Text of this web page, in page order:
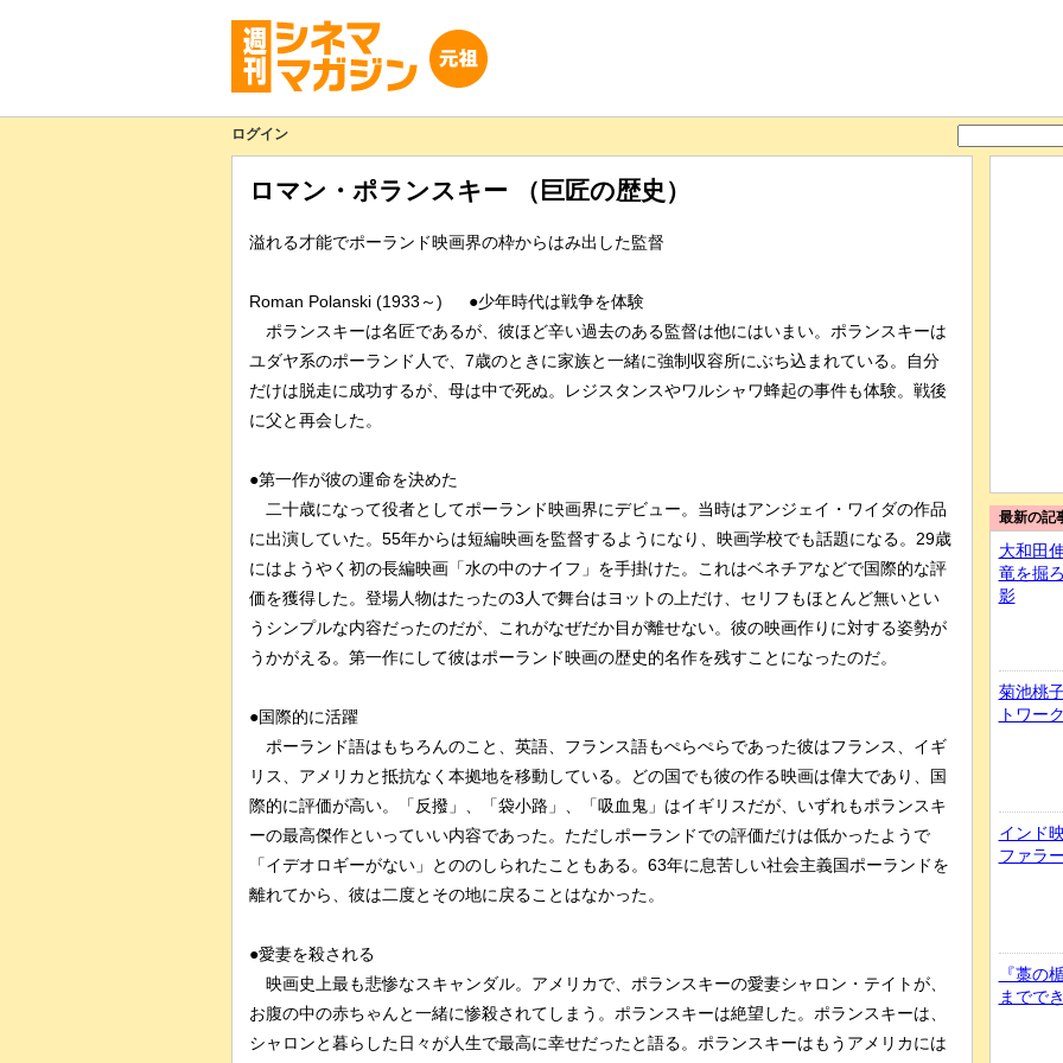
ログイン
ロマン・ポランスキー （巨匠の歴史）
溢れる才能でポーランド映画界の枠からはみ出した監督
Roman Polanski (1933～) ●少年時代は戦争を体験
ポランスキーは名匠であるが、彼ほど辛い過去のある監督は他にはいまい。ポランスキーは
ユダヤ系のポーランド人で、7歳のときに家族と一緒に強制収容所にぶち込まれている。自分
だけは脱走に成功するが、母は中で死ぬ。レジスタンスやワルシャワ蜂起の事件も体験。戦後
に父と再会した。
●第一作が彼の運命を決めた
二十歳になって役者としてポーランド映画界にデビュー。当時はアンジェイ・ワイダの作品
に出演していた。55年からは短編映画を監督するようになり、映画学校でも話題になる。29歳
にはようやく初の長編映画「水の中のナイフ」を手掛けた。これはベネチアなどで国際的な評
価を獲得した。登場人物はたったの3人で舞台はヨットの上だけ、セリフもほとんど無いとい
うシンプルな内容だったのだが、これがなぜだか目が離せない。彼の映画作りに対する姿勢が
うかがえる。第一作にして彼はポーランド映画の歴史的名作を残すことになったのだ。
●国際的に活躍
ポーランド語はもちろんのこと、英語、フランス語もぺらぺらであった彼はフランス、イギ
リス、アメリカと抵抗なく本拠地を移動している。どの国でも彼の作る映画は偉大であり、国
際的に評価が高い。「反撥」、「袋小路」、「吸血鬼」はイギリスだが、いずれもポランスキ
ーの最高傑作といっていい内容であった。ただしポーランドでの評価だけは低かったようで
「イデオロギーがない」とののしられたこともある。63年に息苦しい社会主義国ポーランドを
離れてから、彼は二度とその地に戻ることはなかった。
●愛妻を殺される
映画史上最も悲惨なスキャンダル。アメリカで、ポランスキーの愛妻シャロン・テイトが、
お腹の中の赤ちゃんと一緒に惨殺されてしまう。ポランスキーは絶望した。ポランスキーは、
シャロンと暮らした日々が人生で最高に幸せだったと語る。ポランスキーはもうアメリカには
最新の記
大和田
竜を掘
影
菊池桃
トワー
インド
ファラ
『藁の
までで